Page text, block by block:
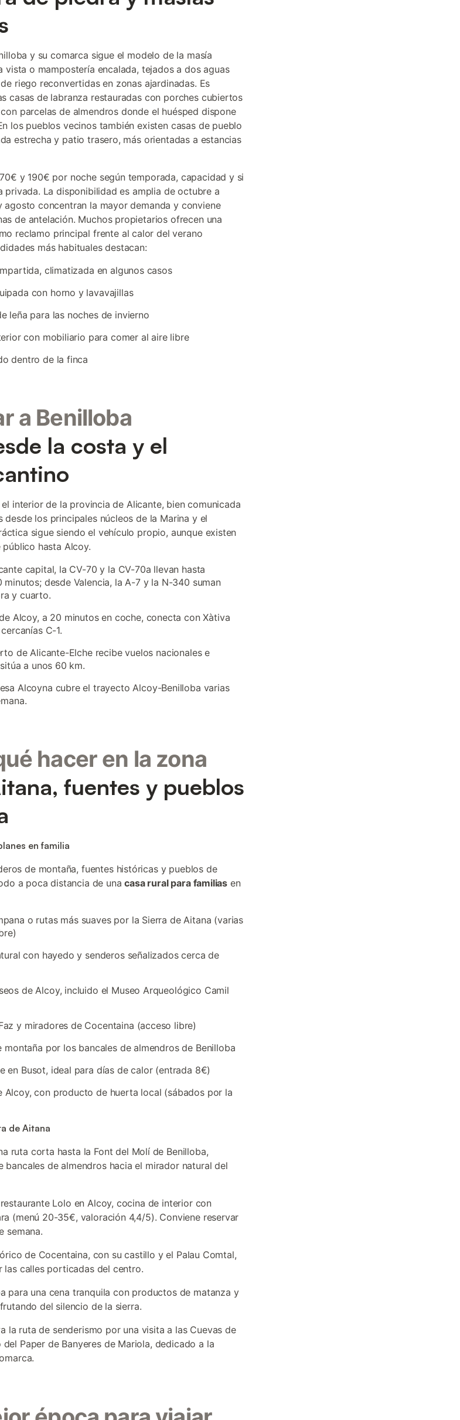
y su comarca sigue el modelo de la masía
vista o mampostería encalada, tejados a dos aguas
riego reconvertidas en zonas ajardinadas. Es
casas de labranza restauradas con porches cubiertos
parcelas de almendros donde el huésped dispone
los pueblos vecinos también existen casas de pueblo
estrecha y patio trasero, más orientadas a estancias
y 190€ por noche según temporada, capacidad y si
privada. La disponibilidad es amplia de octubre a
agosto concentran la mayor demanda y conviene
de antelación. Muchos propietarios ofrecen una
reclamo principal frente al calor del verano
más habituales destacan:
climatizada en algunos casos
con horno y lavavajillas
leña para las noches de invierno
con mobiliario para comer al aire libre
dentro de la finca
a Benilloba
la costa y el
interior de la provincia de Alicante, bien comunicada
desde los principales núcleos de la Marina y el
sigue siendo el vehículo propio, aunque existen
hasta Alcoy.
capital, la CV-70 y la CV-70a llevan hasta
minutos; desde Valencia, la A-7 y la N-340 suman
y cuarto.
Alcoy, a 20 minutos en coche, conecta con Xàtiva
C-1.
de Alicante-Elche recibe vuelos nacionales e
a unos 60 km.
Alcoyna cubre el trayecto Alcoy-Benilloba varias
hacer en la zona
fuentes y pueblos
en familia
de montaña, fuentes históricas y pueblos de
a poca distancia de unacasa rural para familias en
o rutas más suaves por la Sierra de Aitana (varias
con hayedo y senderos señalizados cerca de
de Alcoy, incluido el Museo Arqueológico Camil
y miradores de Cocentaina (acceso libre)
montaña por los bancales de almendros de Benilloba
en Busot, ideal para días de calor (entrada 8€)
Alcoy, con producto de huerta local (sábados por la
de Aitana
ruta corta hasta la Font del Molí de Benilloba,
bancales de almendros hacia el mirador natural del
Lolo en Alcoy, cocina de interior con
(menú 20-35€, valoración 4,4/5). Conviene reservar
semana.
de Cocentaina, con su castillo y el Palau Comtal,
las calles porticadas del centro.
para una cena tranquila con productos de matanza y
del silencio de la sierra.
la ruta de senderismo por una visita a las Cuevas de
Paper de Banyeres de Mariola, dedicado a la